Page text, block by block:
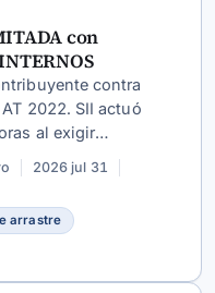
con
contra
2022. SII actuó
al exigir
de arrastre, no
59, 25 CT ni
2026 jul 31
arrastre